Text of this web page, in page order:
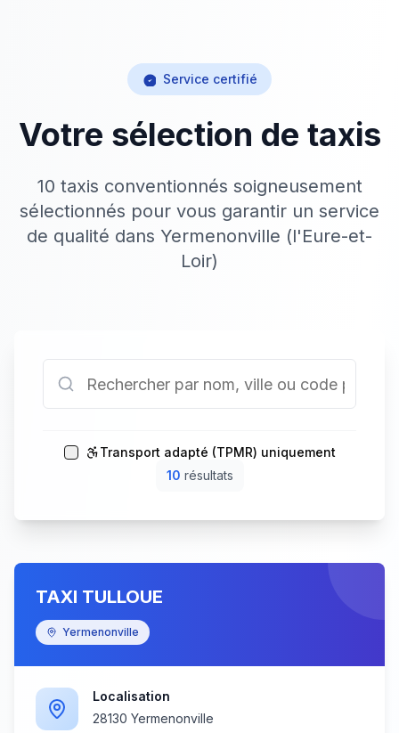
Service certifié
Votre sélection de taxis
10 taxis conventionnés soigneusement
sélectionnés pour vous garantir un service
de qualité dans Yermenonville (l'Eure-et-
Loir)
Transport adapté (TPMR) uniquement
10 résultats
TAXI TULLOUE
Yermenonville
Localisation
28130 Yermenonville